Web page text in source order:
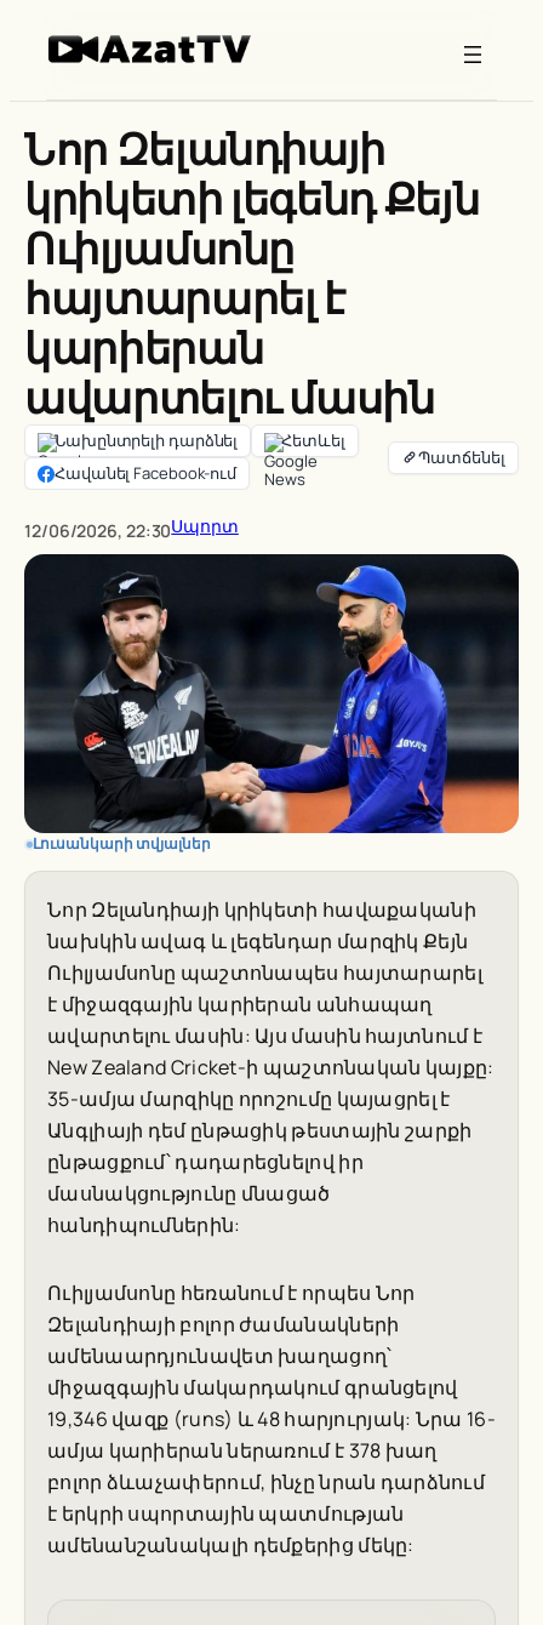
Նոր Զելանդիայի
կրիկետի լեգենդ Քեյն
Ուիլյամսոնը
հայտարարել է
կարիերան
ավարտելու մասին
Նախընտրելի դարձնել
Հետևել
Հավանել Facebook-ում
12/06/2026, 22:30Սպորտ
Լուսանկարի տվյալներ
Նոր Զելանդիայի կրիկետի հավաքականի
նախկին ավագ և լեգենդար մարզիկ Քեյն
Ուիլյամսոնը պաշտոնապես հայտարարել
է միջազգային կարիերան անհապաղ
ավարտելու մասին: Այս մասին հայտնում է
New Zealand Cricket-ի պաշտոնական կայքը:
35-ամյա մարզիկը որոշումը կայացրել է
Անգլիայի դեմ ընթացիկ թեստային շարքի
ընթացքում՝ դադարեցնելով իր
մասնակցությունը մնացած
հանդիպումներին:
Ուիլյամսոնը հեռանում է որպես Նոր
Զելանդիայի բոլոր ժամանակների
ամենաարդյունավետ խաղացող՝
միջազգային մակարդակում գրանցելով
19,346 վազք (runs) և 48 հարյուրյակ: Նրա 16-
ամյա կարիերան ներառում է 378 խաղ
բոլոր ձևաչափերում, ինչը նրան դարձնում
է երկրի սպորտային պատմության
ամենանշանակալի դեմքերից մեկը: